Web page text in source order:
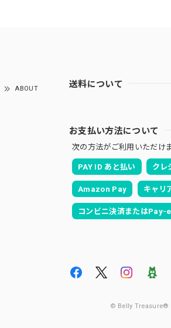
ABOUT 送料について
お支払い方法について
次の方法がご利用いただけま
PAY ID あと払い クレ
Amazon Pay キャリ
コンビニ決済またはPay-
© Belly Treasure®︎